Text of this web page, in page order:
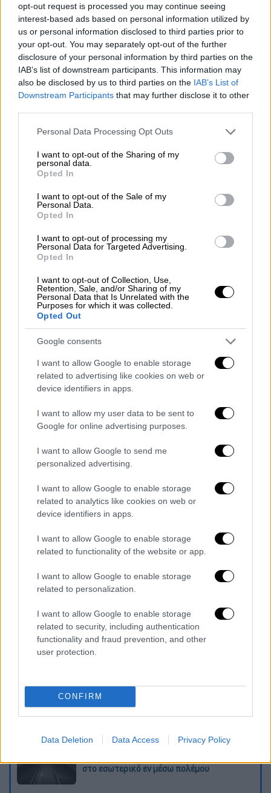
opt-out request is processed you may continue seeing
interest-based ads based on personal information utilized by
us or personal information disclosed to third parties prior to
your opt-out. You may separately opt-out of the further
disclosure of your personal information by third parties on the
IAB’s list of downstream participants. This information may
also be disclosed by us to third parties on the IAB’s List of
Downstream Participants that may further disclose it to other
Please note that this website/app uses one or more Google
not limited to your visit or usage behaviour. You may click to
grant or deny consent to Google and its third-party tags to
use your data for below specified purposes in below Google
consent section.
Personal Data Processing Opt Outs
I want to opt-out of the Sharing of my
personal data.
Opted In
I want to opt-out of the Sale of my
Personal Data.
Opted In
I want to opt-out of processing my
Personal Data for Targeted Advertising.
Opted In
I want to opt-out of Collection, Use,
Retention, Sale, and/or Sharing of my
Personal Data that Is Unrelated with the
Purposes for which it was collected.
Opted Out
Google consents
I want to allow Google to enable storage
related to advertising like cookies on web or
device identifiers in apps.
I want to allow my user data to be sent to
Google for online advertising purposes.
I want to allow Google to send me
personalized advertising.
I want to allow Google to enable storage
related to analytics like cookies on web or
device identifiers in apps.
I want to allow Google to enable storage
related to functionality of the website or app.
I want to allow Google to enable storage
related to personalization.
I want to allow Google to enable storage
related to security, including authentication
functionality and fraud prevention, and other
user protection.
CONFIRM
Data Deletion Data Access Privacy Policy
Ελεύθερα, χωρίς περιοριστικούς όρους,
μετά την απολογία τους στον ανακριτή
Θεσσαλονίκης, αφέθηκαν τα δυο ανδρόγυνα
από τη Βουλγαρία,που κατηγορούνται ότι
εξωθούσαν τα ανήλικα παιδιά τους να
ζητιανεύουν σε κεντρικούς δρόμους της
Θεσσαλονίκης.
Την ίδια ποινική μεταχείριση είχαν και δυο
ακόμη συγγενικά πρόσωπα των ζευγαριών
που κατηγορούνται για την ίδια υπόθεση.
Όπως αναφέρει το ΑΠΕ-ΜΠΕ,
απολογίες τους ισχυρίστηκαν ότι η
οικονομική τους θέση είναι ιδιαίτερα δεινή
επαιτεία για να επιβιώσουν. Σε βάρος τους
είχε απαγγελθεί ποινική δίωξη για εμπορία
ανθρώπων και έκθεση ανηλίκων σε κίνδυνο.
Οι συνήγοροί τους εξέφρασαν την εκτίμηση
ότι δεν στοιχειοθετείται η πρώτη από τις
παραπάνω κατηγορίες, παρά μόνο στην
πλημμεληματική της μορφή, αυτή δηλαδή της
εξώθησης ανηλίκων σε επαιτεία.
Πάντως,η γονική μέριμνα των συνολικά
οκτώ παιδιών, ηλικίας από 4 μηνών έως 11
ετών, αφαιρέθηκε και φιλοξενούνται σε
δομές αρωγής ανηλίκων.
Όλες οι ειδήσεις
Γλυκά Νερά: Με αλεξίσφαιρο γιλέκο
οδηγήθηκε στον εισαγγελέα ο 32χρονος
συζυγοκτόνος
Γλυκά Νερά: Τι θα γίνει με την επιμέλεια της
μικρής Λυδίας
ΕΛΑΣ για Γλυκά Νερά: Αυτό μας οδήγησε
ήθελα να μεγαλώσω την κόρη μας»
Ασπρόπυργος: Φωτιά σε βυτιοφόρο με
προπάνιο - Εκκένωση της περιοχής
Δολοφονία στα Γλυκά Νερά: Η οδηγία στο
εγχειρίδιο του FBI που «έδειξε» τον δράστη
στο εσωτερικό εν μέσω πολέμου